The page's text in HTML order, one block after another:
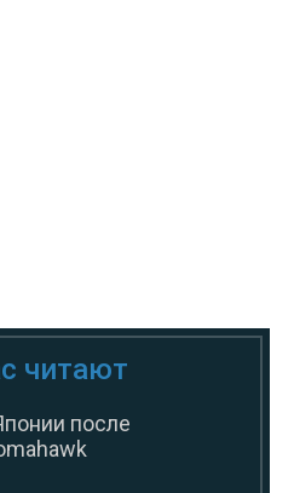
читают
после